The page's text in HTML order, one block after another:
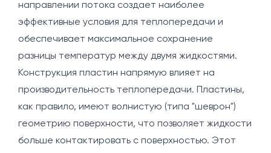
направлении потока создает наиболее
эффективные условия для теплопередачи и
обеспечивает максимальное сохранение
разницы температур между двумя жидкостями.
Конструкция пластин напрямую влияет на
производительность теплопередачи. Пластины,
как правило, имеют волнистую (типа "шеврон")
геометрию поверхности, что позволяет жидкости
больше контактировать с поверхностью. Этот